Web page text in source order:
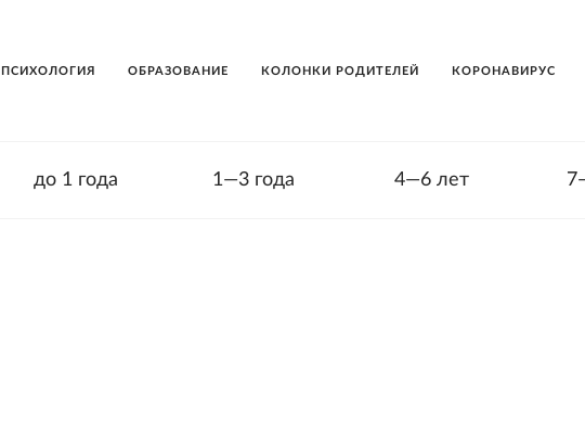
ПСИХОЛОГИЯ ОБРАЗОВАНИЕ КОЛОНКИ РОДИТЕЛЕЙ КОРОНАВИРУС
до 1 года 1—3 года 4—6 лет